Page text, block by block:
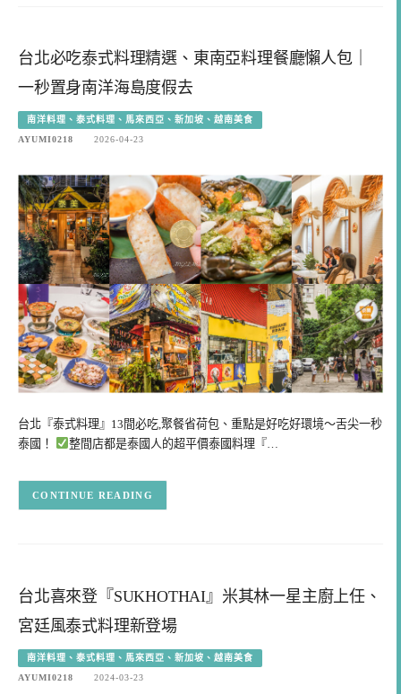
台北必吃泰式料理精選、東南亞料理餐廳懶人包｜
一秒置身南洋海島度假去
南洋料理、泰式料理、馬來西亞、新加坡、越南美食
AYUMI0218
2026-04-23
台北『泰式料理』13間必吃,聚餐省荷包、重點是好吃好環境～舌尖一秒
泰國！
整間店都是泰國人的超平價泰國料理『…
CONTINUE READING
台北喜來登『SUKHOTHAI』米其林一星主廚上任、
宮廷風泰式料理新登場
南洋料理、泰式料理、馬來西亞、新加坡、越南美食
AYUMI0218
2024-03-23